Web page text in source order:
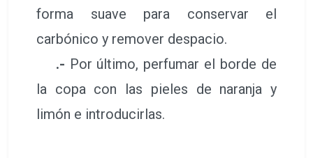
forma suave para conservar el
carbónico y remover despacio.
.- Por último, perfumar el borde de
la copa con las pieles de naranja y
limón e introducirlas.